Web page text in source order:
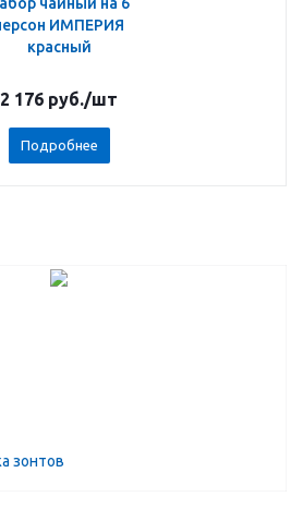
ИМПЕРИЯ
красный
2 176 руб./шт
Подробнее
зонтов